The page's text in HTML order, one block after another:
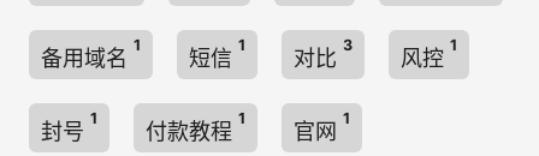
备用域名
1
短信
1
对比
3
风控
1
封号
1
付款教程
1
官网
1